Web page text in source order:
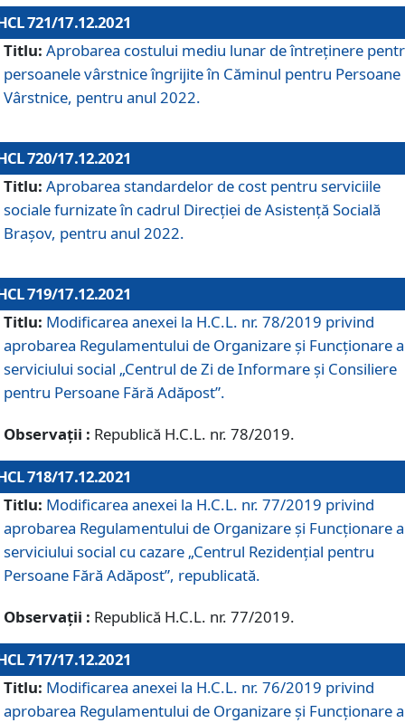
721/17.12.2021
Titlu: Aprobarea costului mediu lunar de întreţinere
persoanele vârstnice îngrijite în Căminul pentru Persoane
Vârstnice, pentru anul 2022.
720/17.12.2021
Titlu: Aprobarea standardelor de cost pentru serviciile
sociale furnizate în cadrul Direcției de Asistență Socială
Brașov, pentru anul 2022.
719/17.12.2021
Titlu: Modificarea anexei la H.C.L. nr. 78/2019 privind
aprobarea Regulamentului de Organizare și Funcționare
serviciului social „Centrul de Zi de Informare şi Consiliere
pentru Persoane Fără Adăpost”.
Observații : Republică H.C.L. nr. 78/2019.
718/17.12.2021
Titlu: Modificarea anexei la H.C.L. nr. 77/2019 privind
aprobarea Regulamentului de Organizare și Funcționare
serviciului social cu cazare „Centrul Rezidențial pentru
Persoane Fără Adăpost”, republicată.
Observații : Republică H.C.L. nr. 77/2019.
717/17.12.2021
Titlu: Modificarea anexei la H.C.L. nr. 76/2019 privind
aprobarea Regulamentului de Organizare şi Funcționare